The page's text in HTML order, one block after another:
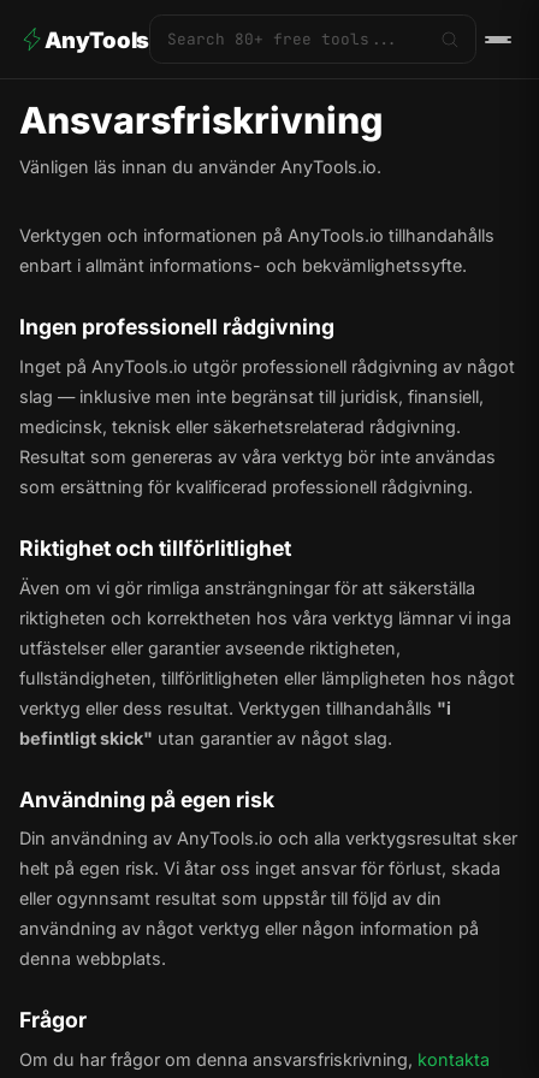
AnyTools
Ansvarsfriskrivning
Vänligen läs innan du använder AnyTools.io.
Verktygen och informationen på AnyTools.io tillhandahålls
enbart i allmänt informations- och bekvämlighetssyfte.
Ingen professionell rådgivning
Inget på AnyTools.io utgör professionell rådgivning av något
slag — inklusive men inte begränsat till juridisk, finansiell,
medicinsk, teknisk eller säkerhetsrelaterad rådgivning.
Resultat som genereras av våra verktyg bör inte användas
som ersättning för kvalificerad professionell rådgivning.
Riktighet och tillförlitlighet
Även om vi gör rimliga ansträngningar för att säkerställa
riktigheten och korrektheten hos våra verktyg lämnar vi inga
utfästelser eller garantier avseende riktigheten,
fullständigheten, tillförlitligheten eller lämpligheten hos något
verktyg eller dess resultat. Verktygen tillhandahålls "i
befintligt skick" utan garantier av något slag.
Användning på egen risk
Din användning av AnyTools.io och alla verktygsresultat sker
helt på egen risk. Vi åtar oss inget ansvar för förlust, skada
eller ogynnsamt resultat som uppstår till följd av din
användning av något verktyg eller någon information på
denna webbplats.
Frågor
Om du har frågor om denna ansvarsfriskrivning, kontakta